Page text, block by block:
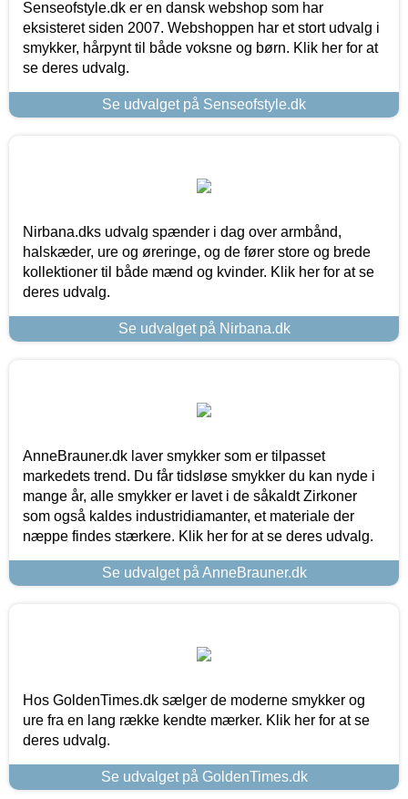
Senseofstyle.dk er en dansk webshop som har
eksisteret siden 2007. Webshoppen har et stort udvalg i
smykker, hårpynt til både voksne og børn. Klik her for at
se deres udvalg.
Se udvalget på Senseofstyle.dk
Nirbana.dks udvalg spænder i dag over armbånd,
halskæder, ure og øreringe, og de fører store og brede
kollektioner til både mænd og kvinder. Klik her for at se
deres udvalg.
Se udvalget på Nirbana.dk
AnneBrauner.dk laver smykker som er tilpasset
markedets trend. Du får tidsløse smykker du kan nyde i
mange år, alle smykker er lavet i de såkaldt Zirkoner
som også kaldes industridiamanter, et materiale der
næppe findes stærkere. Klik her for at se deres udvalg.
Se udvalget på AnneBrauner.dk
Hos GoldenTimes.dk sælger de moderne smykker og
ure fra en lang række kendte mærker. Klik her for at se
deres udvalg.
Se udvalget på GoldenTimes.dk